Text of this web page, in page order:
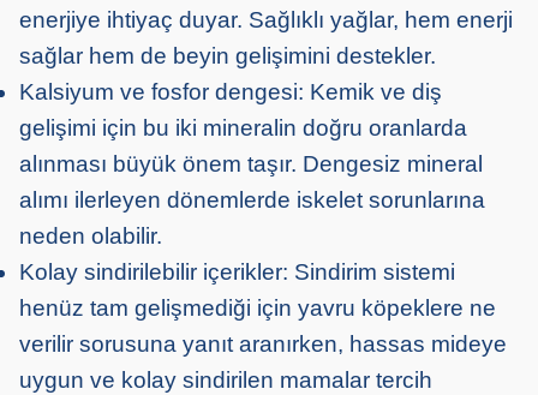
enerjiye ihtiyaç duyar. Sağlıklı yağlar, hem enerji
sağlar hem de beyin gelişimini destekler.
Kalsiyum ve fosfor dengesi: Kemik ve diş
gelişimi için bu iki mineralin doğru oranlarda
alınması büyük önem taşır. Dengesiz mineral
alımı ilerleyen dönemlerde iskelet sorunlarına
neden olabilir.
Kolay sindirilebilir içerikler: Sindirim sistemi
henüz tam gelişmediği için yavru köpeklere ne
verilir sorusuna yanıt aranırken, hassas mideye
uygun ve kolay sindirilen mamalar tercih